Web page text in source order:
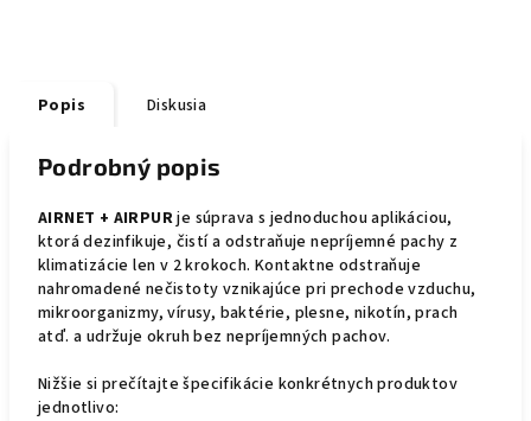
Popis Diskusia
Podrobný popis
AIRNET + AIRPURje súprava s jednoduchou aplikáciou,
ktorá dezinfikuje, čistí a odstraňuje nepríjemné pachy z
klimatizácie len v 2 krokoch. Kontaktne odstraňuje
nahromadené nečistoty vznikajúce pri prechode vzduchu,
mikroorganizmy, vírusy, baktérie, plesne, nikotín, prach
atď. a udržuje okruh bez nepríjemných pachov.
Nižšie si prečítajte špecifikácie konkrétnych produktov
jednotlivo: